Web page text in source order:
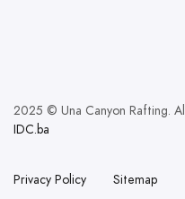
2025 © Una Canyon Rafting.
IDC.ba
Privacy Policy Sitemap